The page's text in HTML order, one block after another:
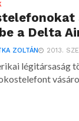
a Delta
ZOLTÁN 2013.
légitársaság